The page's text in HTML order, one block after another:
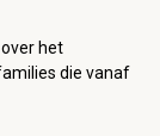
het
die vanaf